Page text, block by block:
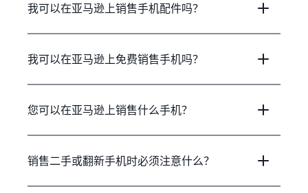
我可以在亚马逊上销售手机配件吗？
我可以在亚马逊上免费销售手机吗？
您可以在亚马逊上销售什么手机？
销售二手或翻新手机时必须注意什么？